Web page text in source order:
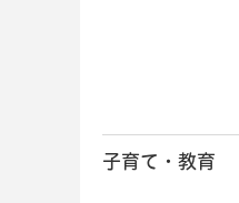
子育て・教育